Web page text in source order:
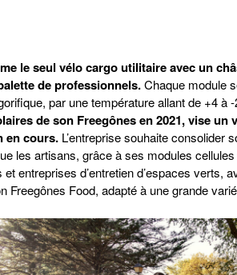
le seul vélo cargo utilitaire avec un
de professionnels.Chaque module
par une température allant de +4 à -
de son Freegônes en 2021, vise un
en cours. L’entreprise souhaite consolider
les artisans, grâce à ses modules
entreprises d’entretien d’espaces verts,
Food, adapté à une grande